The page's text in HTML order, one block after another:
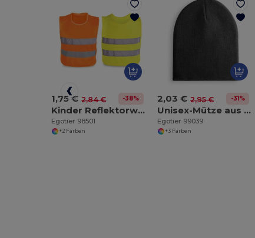
1,75 € 2,84 € -38%
Kinder Reflektorweste aus 100% Polyester
Egotier 98501
+2 Farben
2,03 € 2,95 € -31%
Unisex-Mütze aus recyceltem Polyester (100% rPET)
Egotier 99039
+3 Farben